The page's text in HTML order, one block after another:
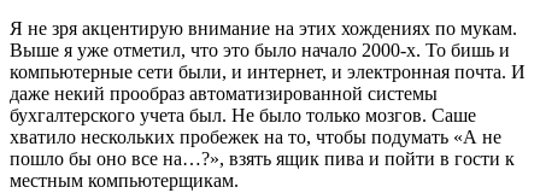
Я не зря акцентирую внимание на этих хождениях по мукам.
Выше я уже отметил, что это было начало 2000-х. То бишь и
компьютерные сети были, и интернет, и электронная почта. И
даже некий прообраз автоматизированной системы
бухгалтерского учета был. Не было только мозгов. Саше
хватило нескольких пробежек на то, чтобы подумать «А не
пошло бы оно все на…?», взять ящик пива и пойти в гости к
местным компьютерщикам.